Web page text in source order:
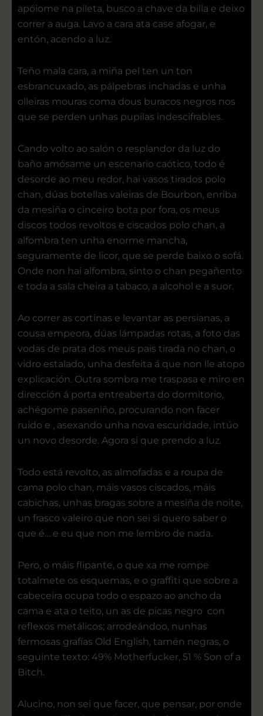
apóiome na pileta, busco a chave da billa e deixo
correr a auga. Lavo a cara ata case afogar, e
entón, acendo a luz.
Teño mala cara, a miña pel ten un ton
esbrancuxado, as pálpebras inchadas e unha
olleiras mouras coma dous buracos negros nos
que se perden unhas pupilas indescifrables.
Cando volto ao salón o resplandor da luz do
baño amósame un escenario caótico, todo é
desorde ao meu redor, hai vasos tirados polo
chan, dúas botellas valeiras de Bourbon, enriba
da mesiña o cinceiro bota por fora, os meus
discos todos revoltos e ciscados polo chan, a
alfombra ten unha enorme mancha,
seguramente de licor, que se perde baixo o sofá.
Onde non hai alfombra, sinto o chan pegañento
e toda a sala cheira a tabaco, a alcohol e a suor.
Ao correr as cortinas e levantar as persianas, a
cousa empeora, dúas lámpadas rotas, a foto das
vodas de prata dos meus pais tirada no chan, o
vidro estalado, unha desfeita á que non lle atopo
explicación. Outra sombra me traspasa e miro en
dirección á porta entreaberta do dormitorio,
achégome paseniño, procurando non facer
ruido e , asexando unha nova escuridade, intúo
un novo desorde. Agora si que prendo a luz.
Todo está revolto, as almofadas e a roupa de
cama polo chan, máis vasos ciscados, máis
cabichas, unhas bragas sobre a mesiña de noite,
un frasco valeiro que non sei si quero saber o
que é… e eu que non me lembro de nada.
Pero, o máis flipante, o que xa me rompe
totalmete os esquemas, e o graffiti que sobre a
cabeceira ocupa todo o espazo ao ancho da
cama e ata o teito, un as de picas negro con
reflexos metálicos; arrodeándoo, nunhas
fermosas grafías Old English, tamén negras, o
seguinte texto: 49% Motherfucker, 51 % Son of a
Bitch.
Alucino, non sei que facer, que pensar, por onde